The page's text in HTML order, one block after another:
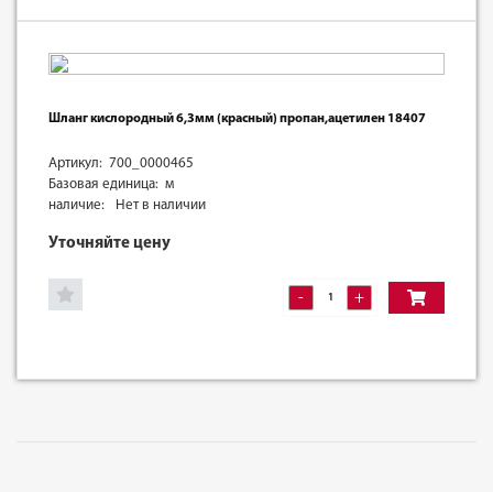
Шланг кислородный 6,3мм (красный) пропан,ацетилен 18407
Артикул: 700_0000465
Базовая единица: м
наличие:
Нет в наличии
Уточняйте цену
- +